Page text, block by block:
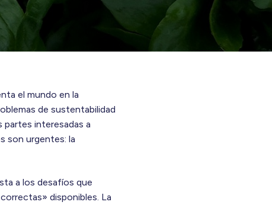
el mundo en la
de sustentabilidad
interesadas a
son urgentes: la
a los desafíos que
disponibles. La